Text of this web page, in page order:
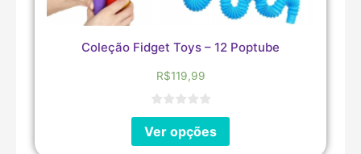
Coleção Fidget Toys – 12 Poptube
R$119,99
Ver opções